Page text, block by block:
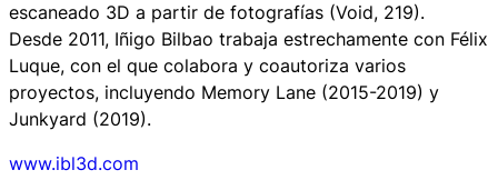
escaneado 3D a partir de fotografías (Void, 219).
Desde 2011, Iñigo Bilbao trabaja estrechamente con Félix
Luque, con el que colabora y coautoriza varios
proyectos, incluyendo Memory Lane (2015-2019) y
Junkyard (2019).
www.ibl3d.com